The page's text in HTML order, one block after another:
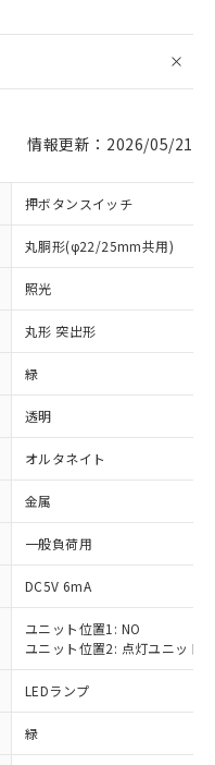
情報更新：2026/05/21
押ボタンスイッチ
丸胴形(φ22/25mm共用)
照光
丸形 突出形
緑
透明
オルタネイト
金属
一般負荷用
DC5V 6mA
ユニット位置1: NO
ユニット位置2: 点灯ユニット
LEDランプ
緑